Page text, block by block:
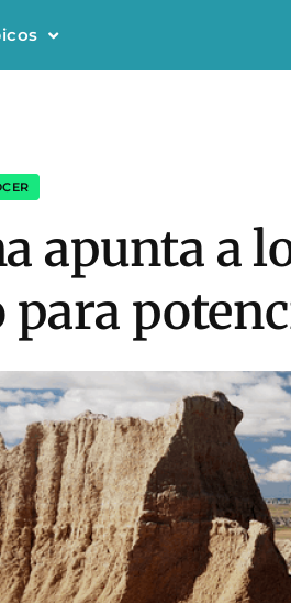
apunta a